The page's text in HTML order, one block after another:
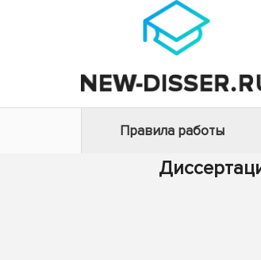
Правила работы